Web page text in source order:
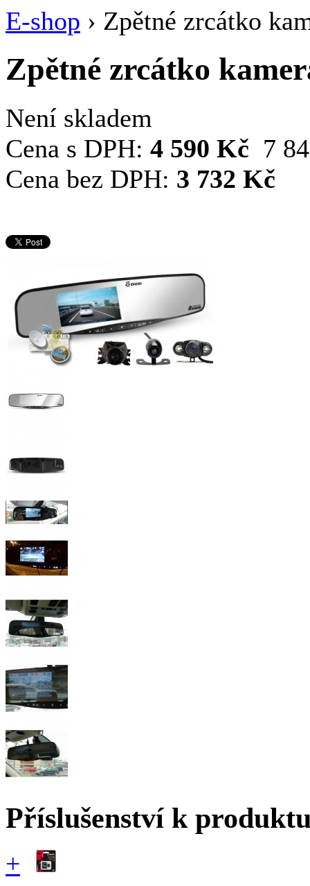
E-shop › Zpětné zrcátko
Zpětné zrcátko
Není skladem
Cena s DPH: 4 590 Kč 7
Cena bez DPH: 3 732 Kč
Příslušenství k
+